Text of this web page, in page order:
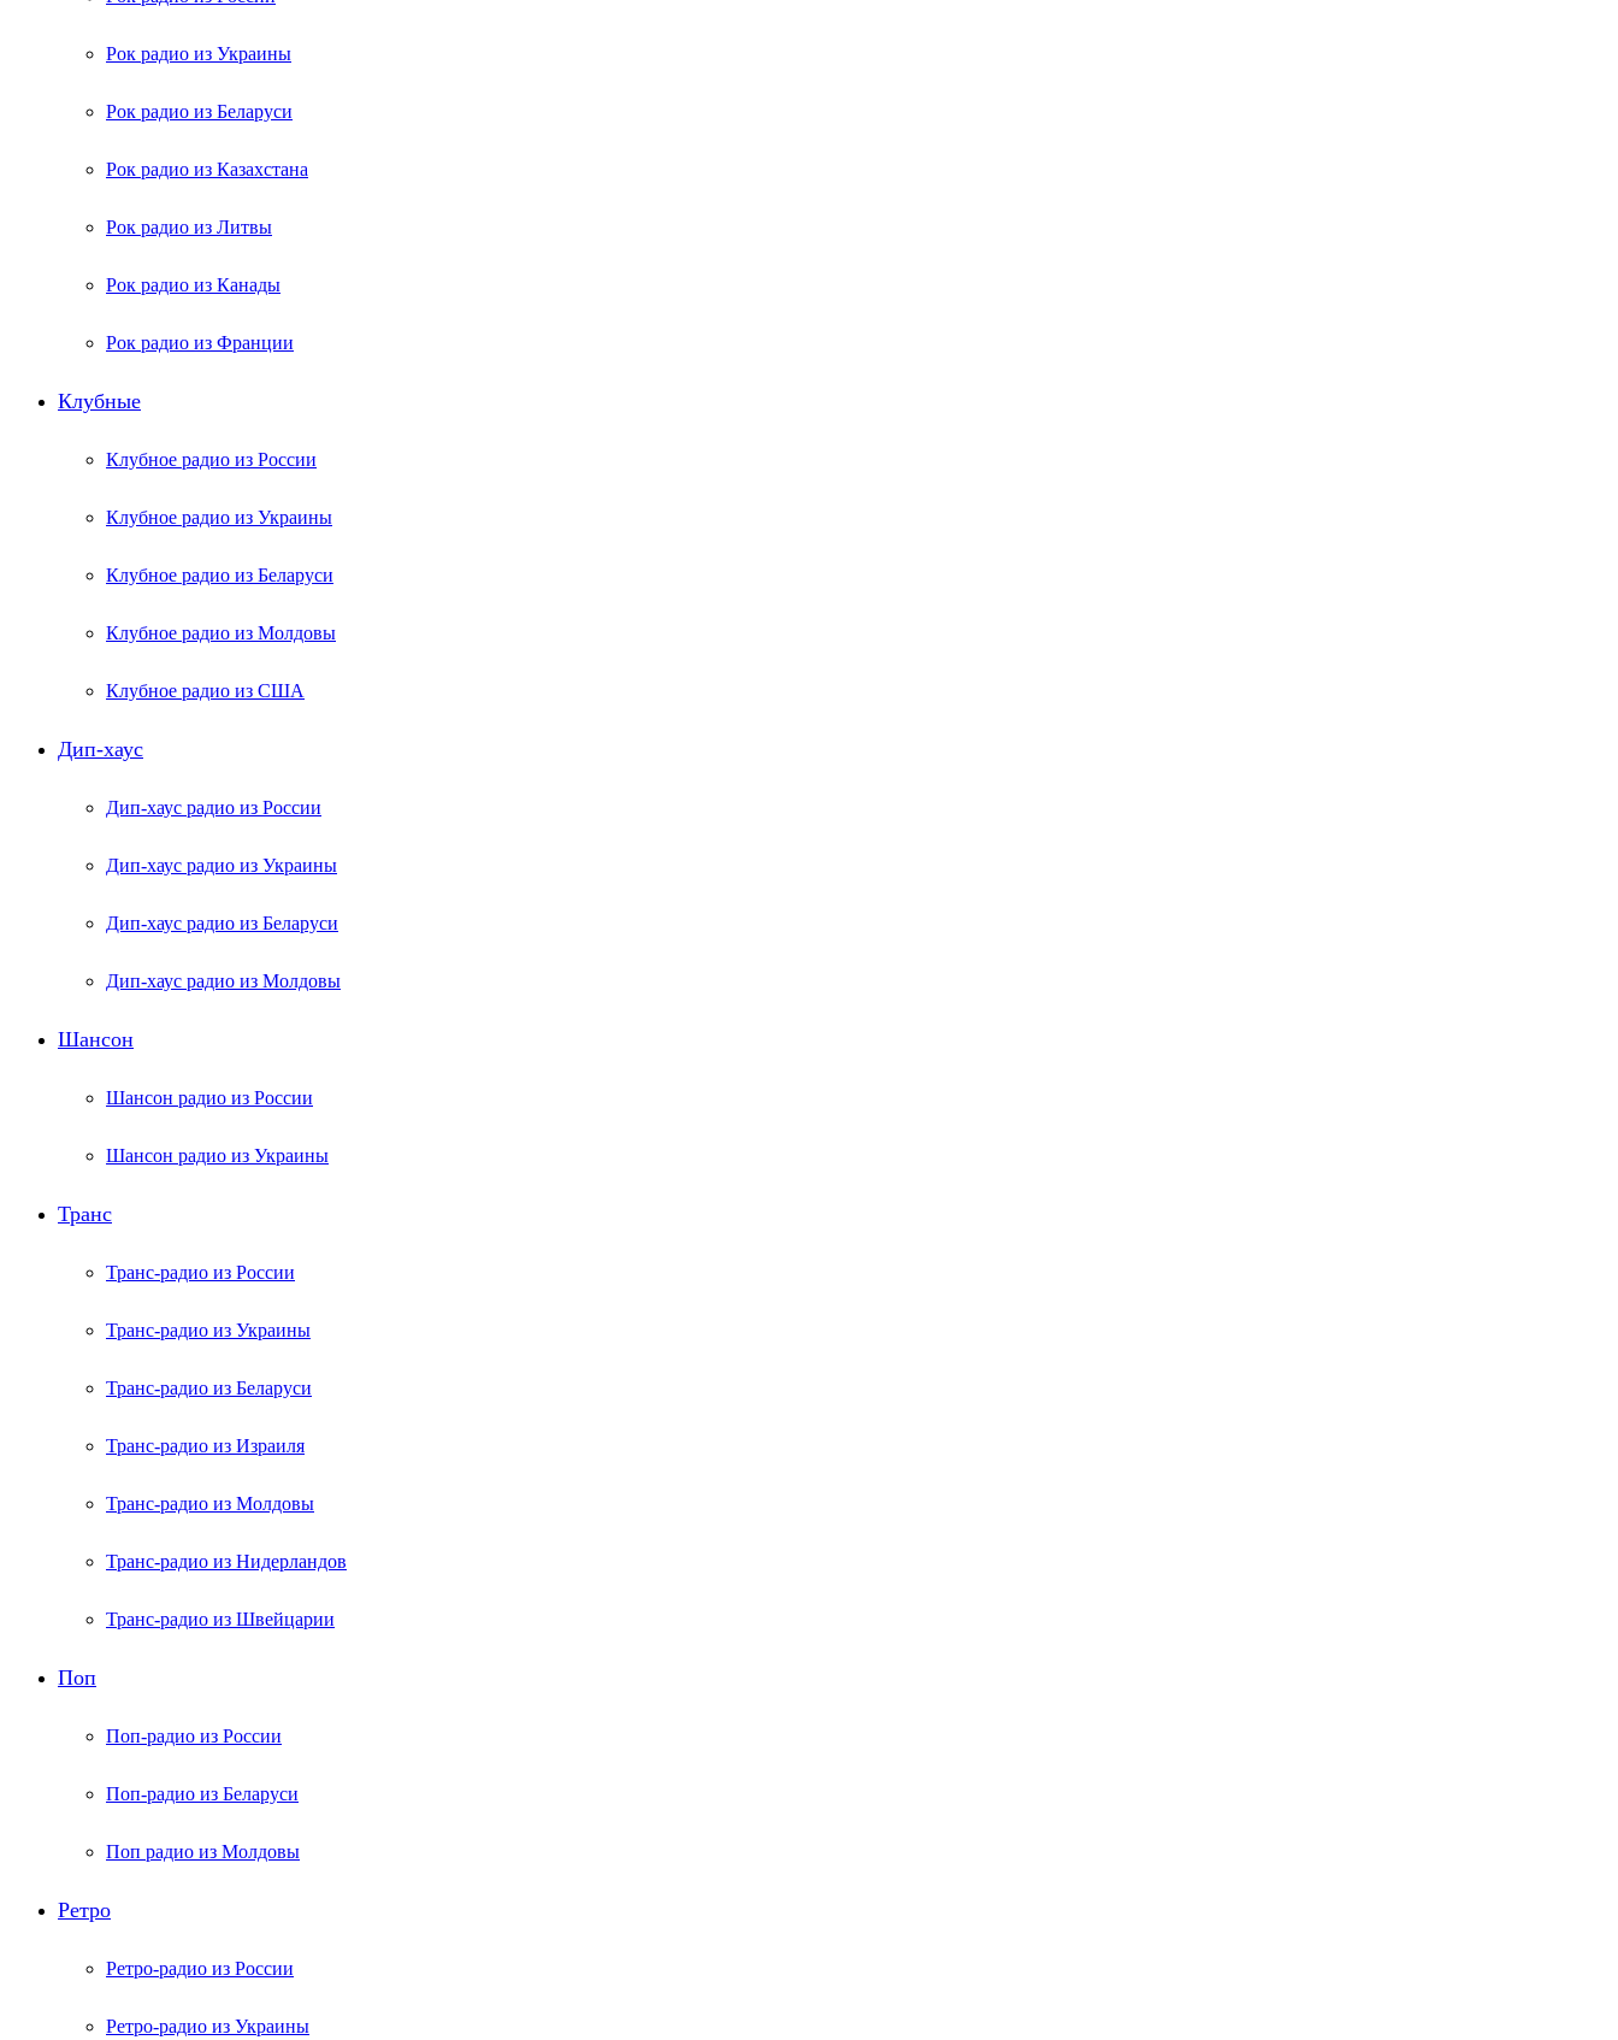
Рок радио из Украины
Рок радио из Беларуси
Рок радио из Казахстана
Рок радио из Литвы
Рок радио из Канады
Рок радио из Франции
Клубные
Клубное радио из России
Клубное радио из Украины
Клубное радио из Беларуси
Клубное радио из Молдовы
Клубное радио из США
Дип-хаус
Дип-хаус радио из России
Дип-хаус радио из Украины
Дип-хаус радио из Беларуси
Дип-хаус радио из Молдовы
Шансон
Шансон радио из России
Шансон радио из Украины
Транс
Транс-радио из России
Транс-радио из Украины
Транс-радио из Беларуси
Транс-радио из Израиля
Транс-радио из Молдовы
Транс-радио из Нидерландов
Транс-радио из Швейцарии
Поп
Поп-радио из России
Поп-радио из Беларуси
Поп радио из Молдовы
Ретро
Ретро-радио из России
Ретро-радио из Украины